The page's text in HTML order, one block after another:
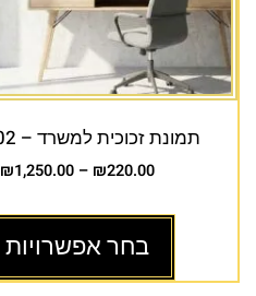
תמונת זכוכית למשרד – AU-002
₪220.00
–
₪1,250.00
בחר אפשרויות